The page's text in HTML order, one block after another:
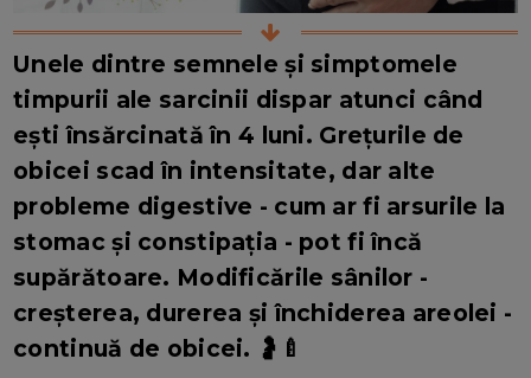
Unele dintre semnele și simptomele
timpurii ale sarcinii dispar atunci când
ești însărcinată în 4 luni. Grețurile de
obicei scad în intensitate, dar alte
probleme digestive - cum ar fi arsurile la
stomac și constipația - pot fi încă
supărătoare. Modificările sânilor -
creșterea, durerea și închiderea areolei -
continuă de obicei. 🤰🍼